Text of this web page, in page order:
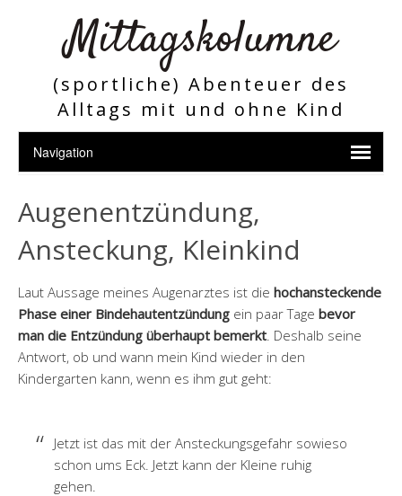
Mittagskolumne
(sportliche) Abenteuer des
Alltags mit und ohne Kind
Augenentzündung,
Ansteckung, Kleinkind
Laut Aussage meines Augenarztes ist die hochansteckende
Phase einer Bindehautentzündung ein paar Tage bevor
man die Entzündung überhaupt bemerkt. Deshalb seine
Antwort, ob und wann mein Kind wieder in den
Kindergarten kann, wenn es ihm gut geht:
Jetzt ist das mit der Ansteckungsgefahr sowieso
schon ums Eck. Jetzt kann der Kleine ruhig
gehen.